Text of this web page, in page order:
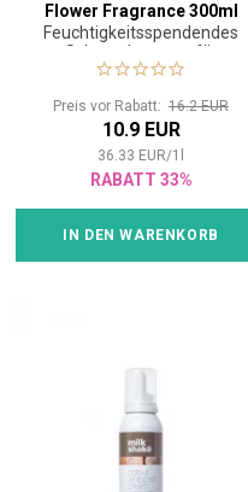
Flower Fragrance 300ml
Feuchtigkeitsspendendes
Schutzshampoo für
coloriertes Haar mit
Preis vor Rabatt: 16.2 EUR
10.9 EUR
36.33 EUR/1
RABATT 33%
IN DEN WARENKORB